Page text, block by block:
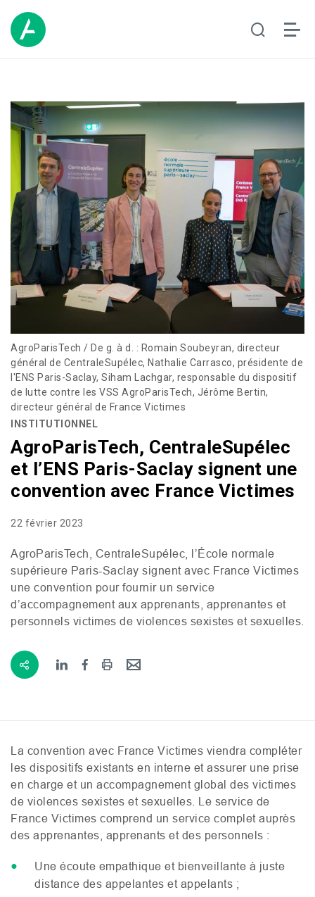
AgroParisTech / De g. à d. : Romain Soubeyran, directeur
général de CentraleSupélec, Nathalie Carrasco, présidente de
l'ENS Paris-Saclay, Siham Lachgar, responsable du dispositif
de lutte contre les VSS AgroParisTech, Jérôme Bertin,
directeur général de France Victimes
INSTITUTIONNEL
AgroParisTech, CentraleSupélec
et l’ENS Paris-Saclay signent une
convention avec France Victimes
22 février 2023
AgroParisTech, CentraleSupélec, l’École normale
supérieure Paris-Saclay signent avec France Victimes
une convention pour fournir un service
d’accompagnement aux apprenants, apprenantes et
personnels victimes de violences sexistes et sexuelles.
La convention avec France Victimes viendra compléter
les dispositifs existants en interne et assurer une prise
en charge et un accompagnement global des victimes
de violences sexistes et sexuelles. Le service de
France Victimes comprend un service complet auprès
des apprenantes, apprenants et des personnels :
Une écoute empathique et bienveillante à juste
distance des appelantes et appelants ;